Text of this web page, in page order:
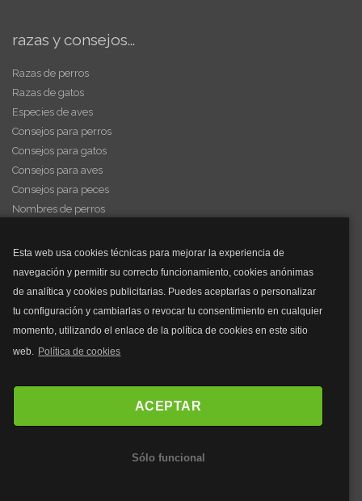
Esta web usa cookies técnicas para mejorar la experiencia de
navegación y permitir su correcto funcionamiento, cookies anónimas
de analítica y cookies publicitarias. Puedes aceptarlas o personalizar
tu configuración y cambiarlas o revocar tu consentimiento en cualquier
momento, utilizando el enlace de la política de cookies en este sitio
web. Política de cookies
ACEPTAR
Sólo funcional
razas y consejos...
Razas de perros
Razas de gatos
Especies de aves
Consejos para perros
Consejos para gatos
Consejos para aves
Consejos para peces
Nombres de perros
y mucho más...